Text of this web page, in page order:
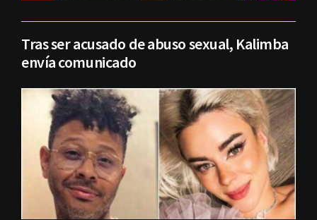
Tras ser acusado de abuso sexual, Kalimba
envía comunicado